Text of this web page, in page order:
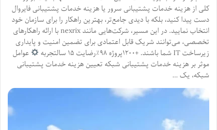
کلی از هزینه خدمات پشتیبانی سرور یا هزینه خدمات پشتیبانی فایروال
دست پیدا کنید، بلکه با دیدی جامع‌تر، بهترین راهکار را برای سازمان خود
انتخاب نمایید. در این مسیر، شرکت‌هایی مانند nexrix با ارائه راهکارهای
تخصصی، می‌توانند شریک قابل اعتمادی برای تضمین امنیت و پایداری
زیرساخت IT شما باشند. +۱۲۰۰پروژه ۹۸٪رضایت ۱۵ سالتجربه
عوامل
موثر بر هزینه خدمات پشتیبانی شبکه تعیین هزینه خدمات پشتیبانی
شبکه، یک …